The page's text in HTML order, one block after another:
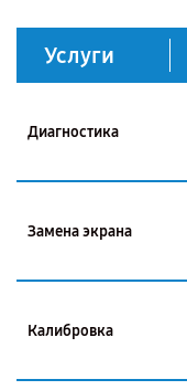
Услуги
Диагностика
Замена экрана
Калибровка